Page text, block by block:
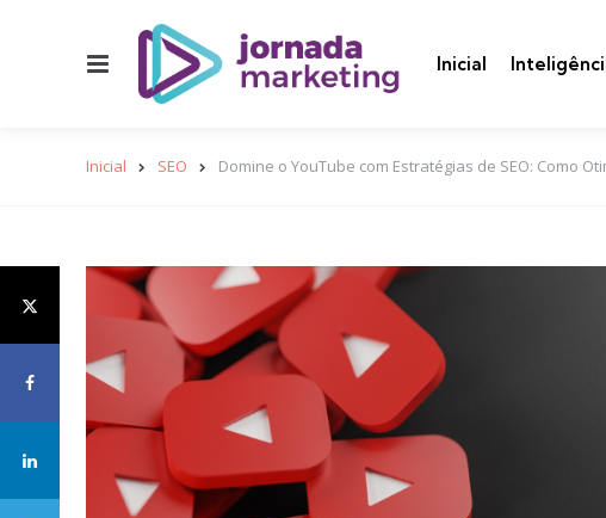
Inicial
Inicial SEO Domine o YouTube com Estratégias de SEO: Como